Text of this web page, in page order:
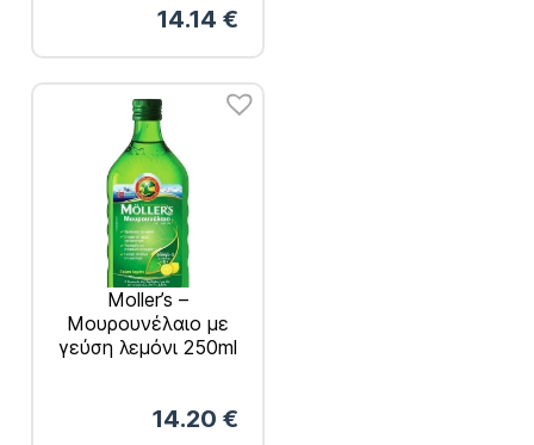
28βιταμίνες
14.14 €
Moller’s –
Μουρουνέλαιο με
γεύση λεμόνι 250ml
14.20 €